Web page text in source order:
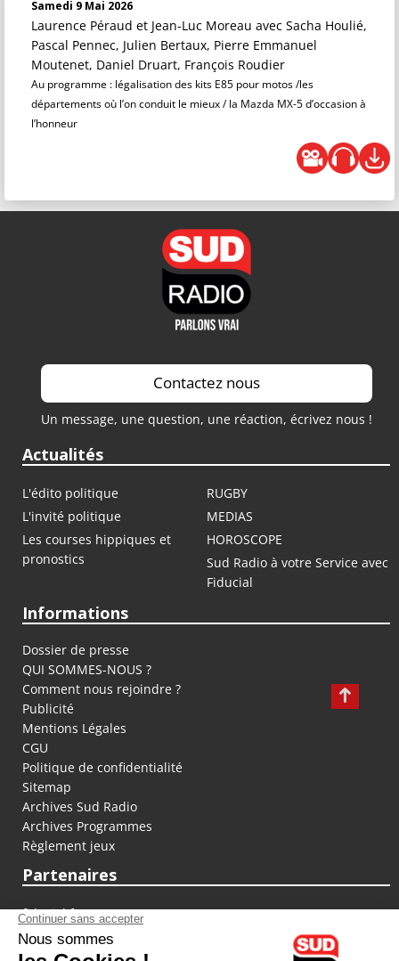
Samedi 9 Mai 2026
Laurence Péraud et Jean-Luc Moreau avec Sacha Houlié,
Pascal Pennec, Julien Bertaux, Pierre Emmanuel
Moutenet, Daniel Druart, François Roudier
Au programme : légalisation des kits E85 pour motos /les
départements où l’on conduit le mieux / la Mazda MX-5 d’occasion à
l’honneur
Contactez nous
Un message, une question, une réaction, écrivez nous !
Actualités
L'édito politique
RUGBY
L'invité politique
MEDIAS
Les courses hippiques et
pronostics
HOROSCOPE
Sud Radio à votre Service avec
Fiducial
Informations
Dossier de presse
QUI SOMMES-NOUS ?
Comment nous rejoindre ?
Publicité
Mentions Légales
CGU
Politique de confidentialité
Sitemap
Archives Sud Radio
Archives Programmes
Règlement jeux
Partenaires
fiducial.fr
lyoncapitale.fr